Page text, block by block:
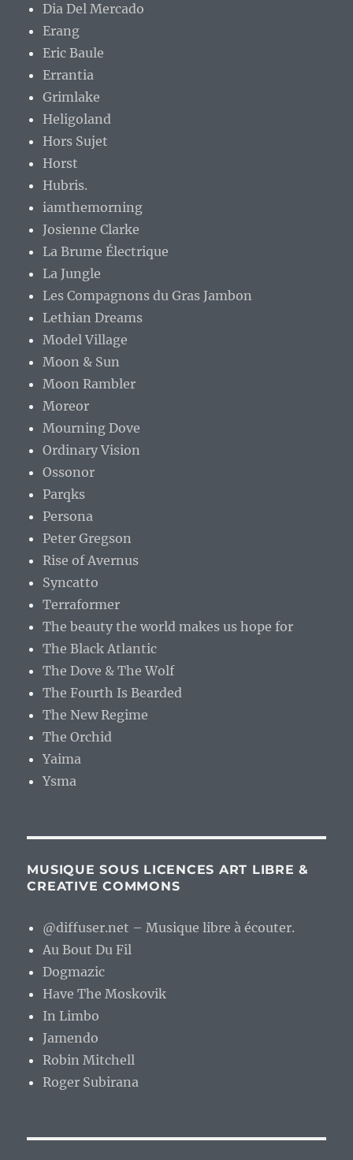
Dia Del Mercado
Erang
Eric Baule
Errantia
Grimlake
Heligoland
Hors Sujet
Horst
Hubris.
iamthemorning
Josienne Clarke
La Brume Électrique
La Jungle
Les Compagnons du Gras Jambon
Lethian Dreams
Model Village
Moon & Sun
Moon Rambler
Moreor
Mourning Dove
Ordinary Vision
Ossonor
Parqks
Persona
Peter Gregson
Rise of Avernus
Syncatto
Terraformer
The beauty the world makes us hope for
The Black Atlantic
The Dove & The Wolf
The Fourth Is Bearded
The New Regime
The Orchid
Yaima
Ysma
MUSIQUE SOUS LICENCES ART LIBRE &
CREATIVE COMMONS
@diffuser.net – Musique libre à écouter.
Au Bout Du Fil
Dogmazic
Have The Moskovik
In Limbo
Jamendo
Robin Mitchell
Roger Subirana